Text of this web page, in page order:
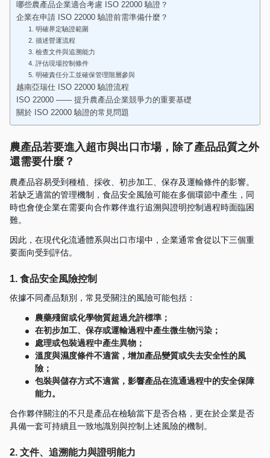
哪些農產品企業適合考慮 ISO 22000 驗證？
企業在申請 ISO 22000 驗證前需準備什麼？
1. 明確界定驗證範圍
2. 描述營運流程
3. 檢查文件與追溯能力
4. 評估現場控制條件
5. 明確責任分工並確保管理階層參與
越南亞瑞仕 ISO 22000 驗證流程
ISO 22000 —— 提升農產品企業競爭力的重要基礎
關於 ISO 22000 驗證的常見問題
農產品若要進入超市與出口市場，除了產品品質之外
還需要什麼？
農產品容易受到種植、採收、初步加工、保存及運輸條件的影響。
若缺乏適當的管理機制，食品安全風險可能在多個環節中產生，同
時也會使企業在需要向合作夥伴進行追溯與證明控制過程時面臨困
難。
因此，在現代化流通體系與出口市場中，企業通常會從以下三個重
要面向受到評估。
1. 食品安全風險控制
依據不同產品類別，常見受關注的風險可能包括：
農藥殘留或化學物質超過允許標準；
在初步加工、保存或運輸過程中產生微生物污染；
處理或包裝過程中產生異物；
溫度與濕度條件不適當，增加產品變質或失去安全性的風
險；
包裝與儲存方式不適當，影響產品在流通過程中的安全保障
能力。
合作夥伴關注的不只是產品在檢驗當下是否合格，更在於企業是否
具備一套可持續且一致地識別與控制上述風險的機制。
2. 文件、追溯能力與證明能力